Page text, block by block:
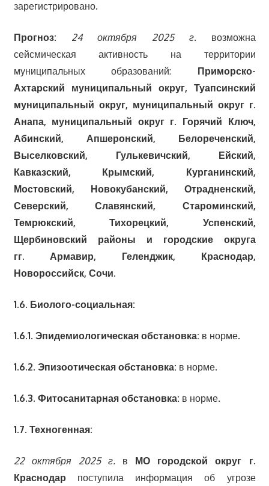
зарегистрировано.
Прогноз: 24 октября 2025 г.возможна
сейсмическая активность на территории
муниципальных образований: Приморско-
Ахтарский муниципальный округ, Туапсинский
муниципальный округ, муниципальный округ г.
Анапа, муниципальный округ г. Горячий Ключ,
Абинский,
Апшеронский, Белореченский,
Выселковский, Гулькевичский, Ейский,
Кавказский, Крымский, Курганинский,
Мостовский, Новокубанский, Отрадненский,
Северский, Славянский, Староминский,
Темрюкский, Тихорецкий, Успенский,
Щербиновский районы и городские округа
гг. Армавир, Геленджик, Краснодар,
Новороссийск, Сочи.
1.6. Биолого-социальная:
1.6.1. Эпидемиологическая обстановка: в норме.
1.6.2. Эпизоотическая обстановка: в норме.
1.6.3. Фитосанитарная обстановка: в норме.
1.7. Техногенная:
22 октября 2025 г. в МО городской округ г.
Краснодар поступила информация об угрозе